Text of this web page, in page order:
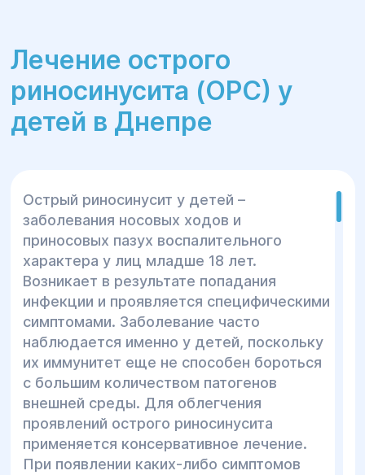
Лечение острого
риносинусита (ОРС) у
детей в Днепре
Острый риносинусит у детей –
заболевания носовых ходов и
приносовых пазух воспалительного
характера у лиц младше 18 лет.
Возникает в результате попадания
инфекции и проявляется специфическими
симптомами. Заболевание часто
наблюдается именно у детей, поскольку
их иммунитет еще не способен бороться
с большим количеством патогенов
внешней среды. Для облегчения
проявлений острого риносинусита
применяется консервативное лечение.
При появлении каких-либо симптомов